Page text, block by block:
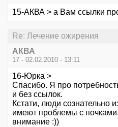
15-АКВА > а Вам ссылки
Re: Лечение ожирения
АКВА
17 - 02.02.2010 - 13:11
16-Юрка >
Спасибо. Я про
и без ссылок.
Кстати, люди сознательно
имеют проблемы с
внимание :))